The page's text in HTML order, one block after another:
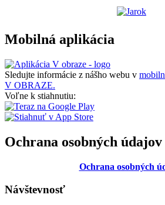
Mobilná aplikácia
Sledujte informácie z nášho webu v
V OBRAZE.
Voľne k stiahnutiu:
Ochrana osobných údajov
Ochrana osobných
Návštevnosť